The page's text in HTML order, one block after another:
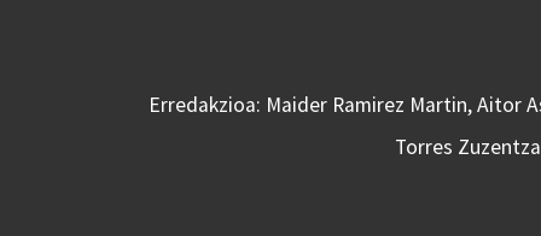
Erredakzioa: Maider Ramirez Martin, Aitor
Torres